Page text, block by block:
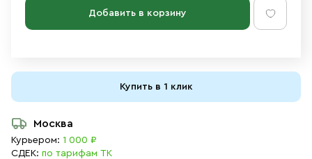
Добавить в корзину
Купить в 1 клик
Москва
Курьером: 1 000 ₽
СДЕК: по тарифам ТК